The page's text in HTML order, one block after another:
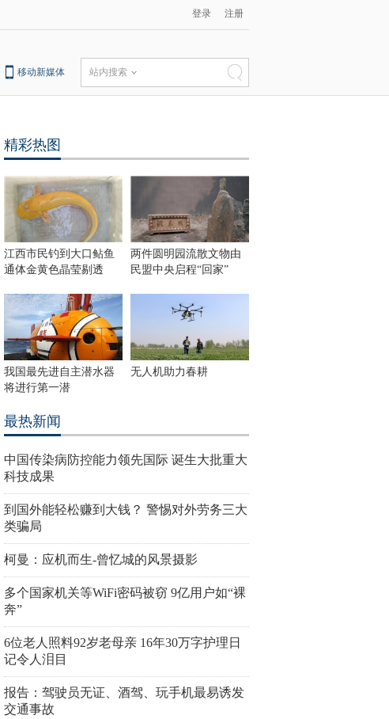
登录 注册
移动新媒体 站内搜索
精彩热图
江西市民钓到大口鲇鱼
通体金黄色晶莹剔透
两件圆明园流散文物由
民盟中央启程“回家”
我国最先进自主潜水器
将进行第一潜
无人机助力春耕
最热新闻
中国传染病防控能力领先国际 诞生大批重大
科技成果
到国外能轻松赚到大钱？ 警惕对外劳务三大
类骗局
柯曼：应机而生-曾忆城的风景摄影
多个国家机关等WiFi密码被窃 9亿用户如“裸
奔”
6位老人照料92岁老母亲 16年30万字护理日
记令人泪目
报告：驾驶员无证、酒驾、玩手机最易诱发
交通事故